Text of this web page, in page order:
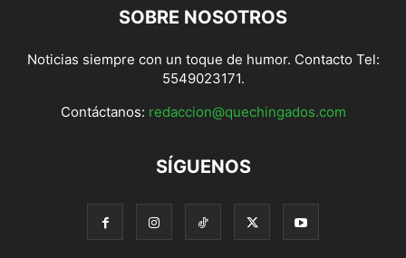
SOBRE NOSOTROS
Noticias siempre con un toque de humor. Contacto Tel:
5549023171.
Contáctanos: redaccion@quechingados.com
SÍGUENOS